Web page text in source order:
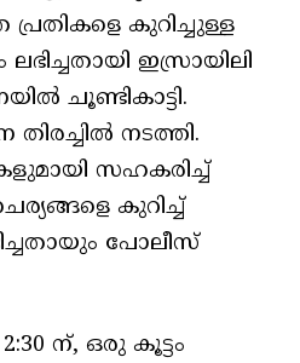
കുറിച്ചുള്ള
ഇസ്രായിലി
ചൂണ്ടികാട്ടി.
നടത്തി.
സഹകരിച്ച്
കുറിച്ച്
പോലീസ്
ന്, ഒരു കൂട്ടം